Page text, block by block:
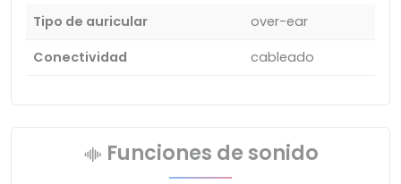
Tipo de auricular
over-ear
Conectividad
cableado
Funciones de sonido